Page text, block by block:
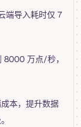
端导入耗时仅 7
8000 万点/秒，
本，提升数据